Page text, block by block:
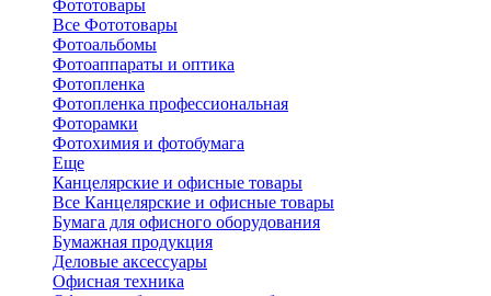
Фототовары
Все Фототовары
Фотоальбомы
Фотоаппараты и оптика
Фотопленка
Фотопленка профессиональная
Фоторамки
Фотохимия и фотобумага
Еще
Канцелярские и офисные товары
Все Канцелярские и офисные товары
Бумага для офисного оборудования
Бумажная продукция
Деловые аксессуары
Офисная техника